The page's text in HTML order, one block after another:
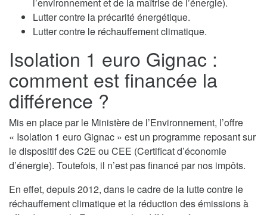
Lutter contre la précarité énergétique.
Lutter contre le réchauffement climatique.
Isolation 1 euro Gignac :
comment est financée la
différence ?
Mis en place par le Ministère de l’Environnement, l’offre
« Isolation 1 euro Gignac » est un programme reposant sur
le dispositif des C2E ou CEE (Certificat d’économie
d’énergie). Toutefois, il n’est pas financé par nos impôts.
En effet, depuis 2012, dans le cadre de la lutte contre le
réchauffement climatique et la réduction des émissions à